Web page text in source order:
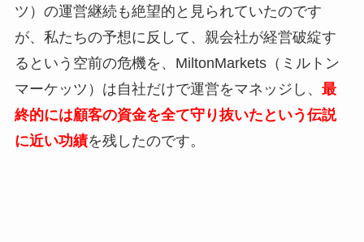
ツ）の運営継続も絶望的と見られていたのです
が、私たちの予想に反して、親会社が経営破綻す
るという空前の危機を、MiltonMarkets（ミルトン
マーケッツ）は自社だけで運営をマネッジし、 最
終的には顧客の資金を全て守り抜いたという伝説
に近い功績を残したのです。